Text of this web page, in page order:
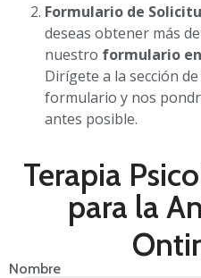
Formulario de
deseas obtener más
nuestro formulario
Dirígete a la sección
formulario y nos
antes posible.
Terapia
para la
Nombre